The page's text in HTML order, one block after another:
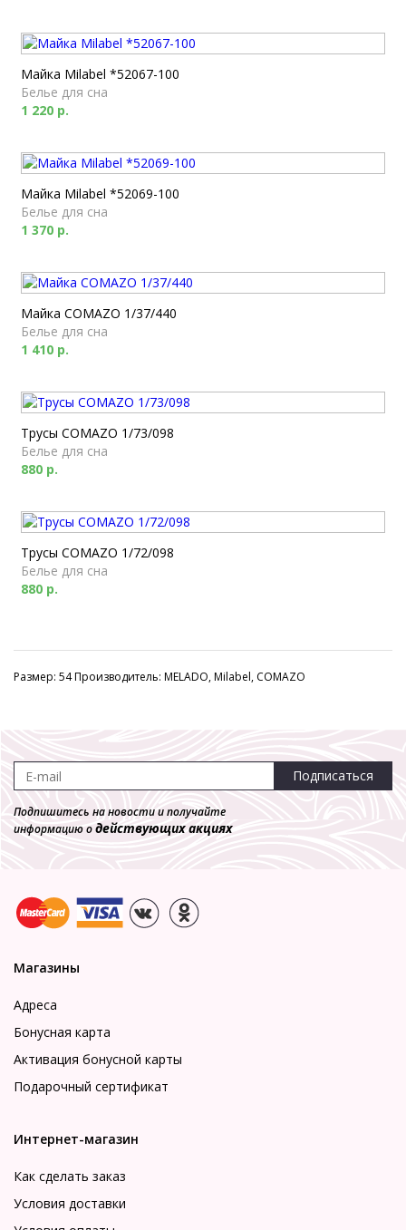
Майка Milabel *52067-100
Белье для сна
1 220 р.
Майка Milabel *52069-100
Белье для сна
1 370 р.
Майка COMAZO 1/37/440
Белье для сна
1 410 р.
Трусы COMAZO 1/73/098
Белье для сна
880 р.
Трусы COMAZO 1/72/098
Белье для сна
880 р.
Размер: 54 Производитель: MELADO, Milabel, COMAZO
Подписаться
Подпишитесь на новости и получайте
информацию одействующих акциях
Магазины
Адреса
Бонусная карта
Активация бонусной карты
Подарочный сертификат
Интернет-магазин
Как сделать заказ
Условия доставки